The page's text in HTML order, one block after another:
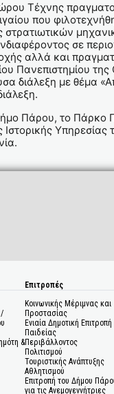
Τέχνης
που
σε
αλλά και
Πανεπιστημίου
διάλεξη με θέμα
Πάρου, το Πάρκο
Υπηρεσίας
&
Επιτροπές
Κοινωνικής Μέριμνας και
Προστασίας
Ενιαία Δημοτική Επιτροπή
Παιδείας
Περιβάλλοντος
Πολιτισμού
Τουριστικής Ανάπτυξης
Αθλητισμού
Επιτροπή του Δήμου
για τις Ανεμογεννήτριες